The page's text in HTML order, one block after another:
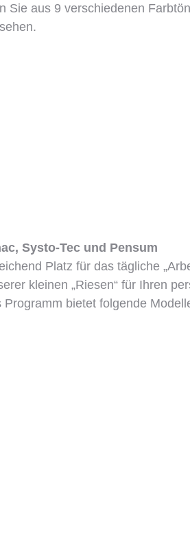
aus 9 verschiedenen
Systo-Tec und Pensum
Platz für das tägliche
kleinen „Riesen“ für Ihren
bietet folgende